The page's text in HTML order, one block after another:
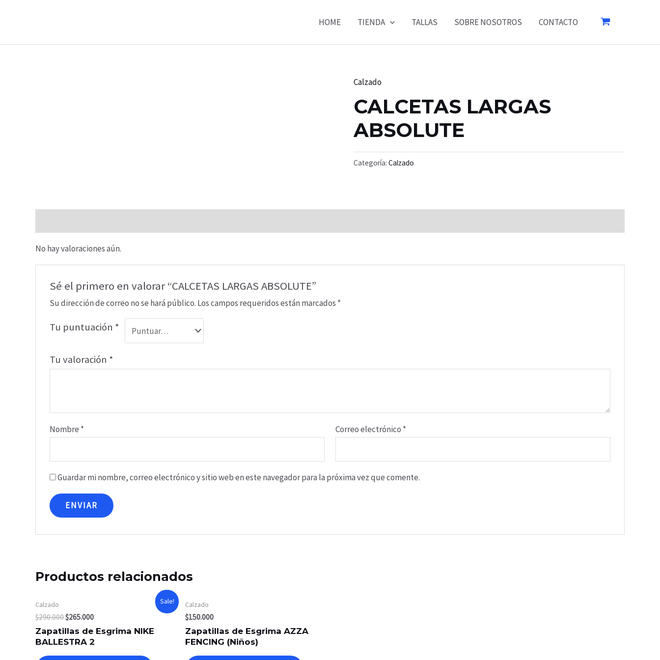
HOME TIENDA TALLAS SOBRE NOSOTROS CONTACTO
Calzado
CALCETAS LARGAS
ABSOLUTE
Categoría: Calzado
No hay valoraciones aún.
Sé el primero en valorar “CALCETAS LARGAS ABSOLUTE”
Su dirección de correo no se hará público. Los campos requeridos están marcados *
Tu puntuación *
Tu valoración *
Nombre * Correo electrónico *
Guardar mi nombre, correo electrónico y sitio web en este navegador para la próxima vez que comente.
Productos relacionados
Sale!
Calzado
$290.000$265.000
Zapatillas de Esgrima NIKE
BALLESTRA 2
Calzado
$150.000
Zapatillas de Esgrima AZZA
FENCING (Niños)